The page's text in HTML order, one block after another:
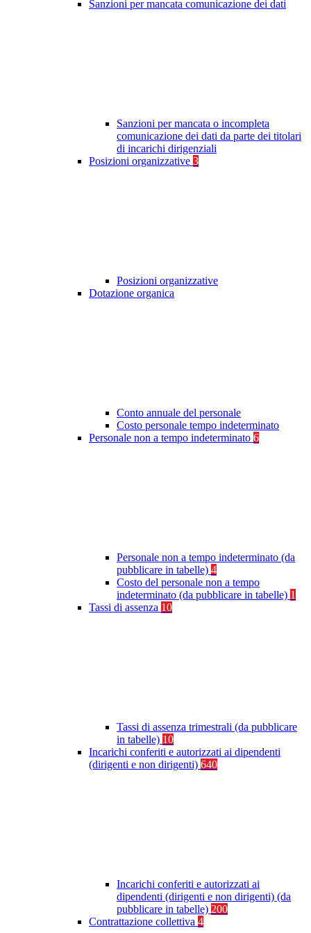
Sanzioni per mancata comunicazione dei dati
Sanzioni per mancata o incompleta
comunicazione dei dati da parte dei titolari
di incarichi dirigenziali
Posizioni organizzative 3
Posizioni organizzative
Dotazione organica
Conto annuale del personale
Costo personale tempo indeterminato
Personale non a tempo indeterminato 6
Personale non a tempo indeterminato (da
pubblicare in tabelle) 4
Costo del personale non a tempo
indeterminato (da pubblicare in tabelle) 1
Tassi di assenza 10
Tassi di assenza trimestrali (da pubblicare
in tabelle) 10
Incarichi conferiti e autorizzati ai dipendenti
(dirigenti e non dirigenti) 640
Incarichi conferiti e autorizzati ai
dipendenti (dirigenti e non dirigenti) (da
pubblicare in tabelle) 200
Contrattazione collettiva 4